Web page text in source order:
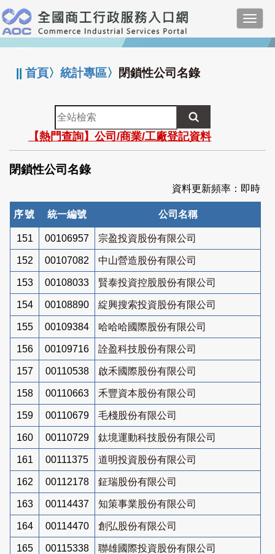
跳
到
主
要
:::
||首頁〉統計專區〉 閉鎖性公司名錄
全
站
檢
索
【熱門查詢】公司/商業/工廠登記資料
閉鎖性公司名錄
資料更新頻率：即時
序號 統一編號 公司名稱
151 00106957 宗盈投資股份有限公司
152 00107082 中山營造股份有限公司
153 00108033 賢泰投資控股股份有限公司
154 00108890 綻興搜索投資股份有限公司
155 00109384 哈哈哈國際股份有限公司
156 00109716 詮盈科技股份有限公司
157 00110538 啟禾國際股份有限公司
158 00110663 禾豐資本股份有限公司
159 00110679 毛棧股份有限公司
160 00110729 鈦境運動科技股份有限公司
161 00111375 道明投資股份有限公司
162 00112178 鉦瑞股份有限公司
163 00114437 知策事業股份有限公司
164 00114470 創弘股份有限公司
165 00115338 聯雄國際投資股份有限公司